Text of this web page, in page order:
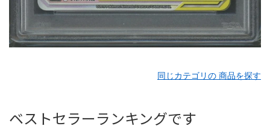
同じカテゴリの 商品を探す
ベストセラーランキングです